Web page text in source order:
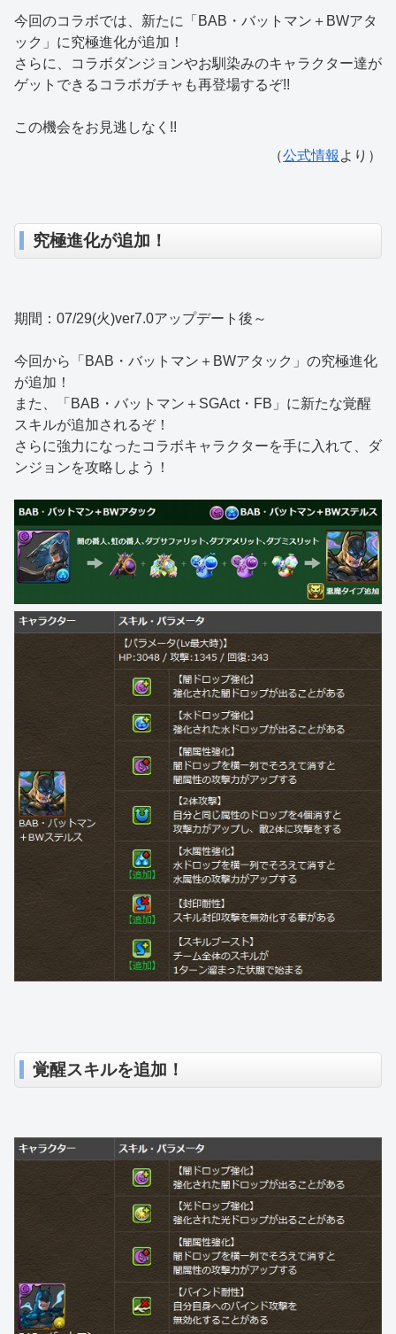
今回のコラボでは、新たに「BAB・バットマン＋BWアタ
ック」に究極進化が追加！
さらに、コラボダンジョンやお馴染みのキャラクター達が
ゲットできるコラボガチャも再登場するぞ!!
この機会をお見逃しなく!!
（公式情報 より）
究極進化が追加！
期間：07/29(火)ver7.0アップデート後～
今回から「BAB・バットマン＋BWアタック」の究極進化
が追加！
また、「BAB・バットマン＋SGAct・FB」に新たな覚醒
スキルが追加されるぞ！
さらに強力になったコラボキャラクターを手に入れて、ダ
ンジョンを攻略しよう！
覚醒スキルを追加！